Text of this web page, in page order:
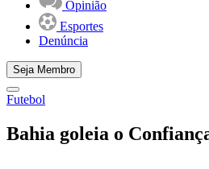
Opinião
Esportes
Denúncia
Seja Membro
Futebol
Bahia goleia o